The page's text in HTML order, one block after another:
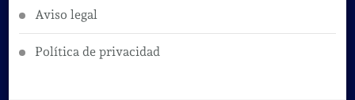
Aviso legal
Política de privacidad